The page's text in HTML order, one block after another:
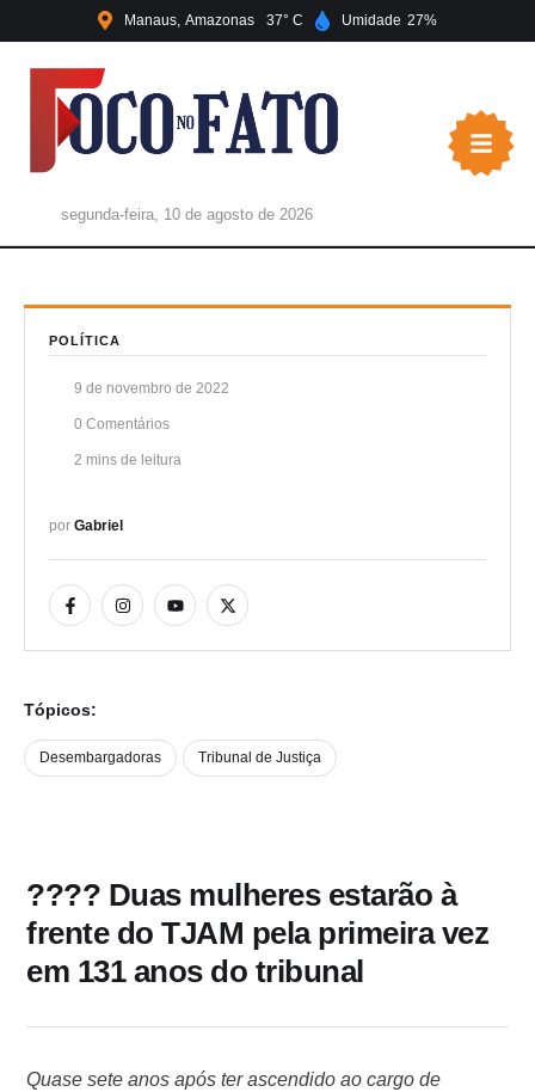
Manaus Amazonas 37 Umidade 27
segunda-feira, 10 de agosto de 2026
POLÍTICA
9 de novembro de 2022
0 Comentários
2 mins de leitura
por Gabriel
Tópicos:
Desembargadoras Tribunal de Justiça
???? Duas mulheres estarão à
frente do TJAM pela primeira vez
em 131 anos do tribunal
Quase sete anos após ter ascendido ao cargo de